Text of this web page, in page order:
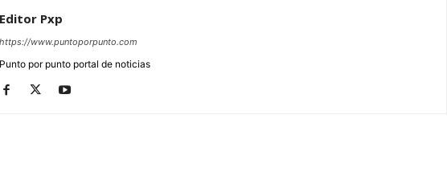
Editor Pxp
https://www.puntoporpunto.com
Punto por punto portal de noticias